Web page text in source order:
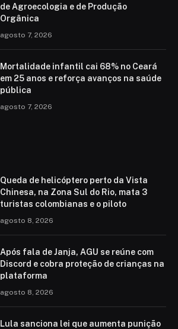
de Agroecologia e de Produção
Orgânica
agosto 7, 2026
Mortalidade infantil cai 68% no Ceará
em 25 anos e reforça avanços na saúde
pública
agosto 7, 2026
Queda de helicóptero perto da Vista
Chinesa, na Zona Sul do Rio, mata 3
turistas colombianas e o piloto
agosto 8, 2026
Após fala de Janja, AGU se reúne com
Discord e cobra proteção de crianças na
plataforma
agosto 8, 2026
Lula sanciona lei que aumenta punição